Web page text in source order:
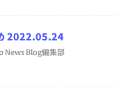
2022.05.24
News Blog編集部